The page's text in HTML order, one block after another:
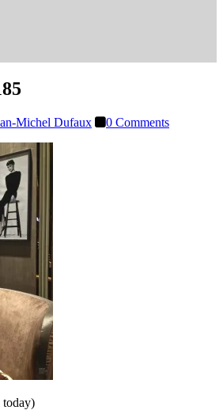
Michel Dufaux 0 Comments
today)